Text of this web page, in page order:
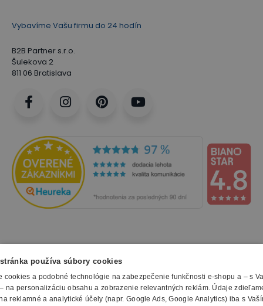
Vybavíme Vašu firmu do 24 hodín
B2B Partner s.r.o.
Šulekova 2
811 06 Bratislava
NAKUPOVANIE
Všetko o nákupe
Obchodné podmienky
SLUŽBY
používa súbory cookies
cookies a podobné technológie na zabezpečenie funkčnosti e-shopu a – s
na personalizáciu obsahu a zobrazenie relevantných reklám. Údaje
reklamné a analytické účely (napr. Google Ads, Google Analytics) iba s